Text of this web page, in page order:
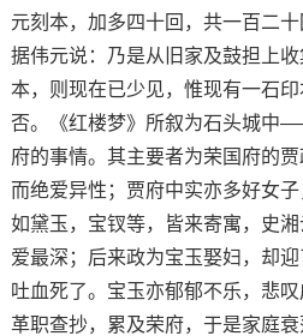
元刻本，加多四十回，共一百二十
据伟元说：乃是从旧家及鼓担上
本，则现在已少见，惟现有一石
否。《红楼梦》所叙为石头城
府的事情。其主要者为荣国府的贾
而绝爱异性；贾府中实亦多好女子
如黛玉，宝钗等，皆来寄寓，史
爱最深；后来政为宝玉娶妇，却迎
吐血死了。宝玉亦郁郁不乐，悲
革职查抄，累及荣府，于是家庭